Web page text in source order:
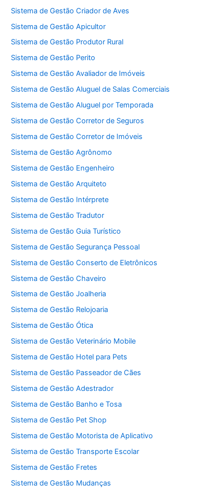
Sistema de Gestão Criador de Aves
Sistema de Gestão Apicultor
Sistema de Gestão Produtor Rural
Sistema de Gestão Perito
Sistema de Gestão Avaliador de Imóveis
Sistema de Gestão Aluguel de Salas Comerciais
Sistema de Gestão Aluguel por Temporada
Sistema de Gestão Corretor de Seguros
Sistema de Gestão Corretor de Imóveis
Sistema de Gestão Agrônomo
Sistema de Gestão Engenheiro
Sistema de Gestão Arquiteto
Sistema de Gestão Intérprete
Sistema de Gestão Tradutor
Sistema de Gestão Guia Turístico
Sistema de Gestão Segurança Pessoal
Sistema de Gestão Conserto de Eletrônicos
Sistema de Gestão Chaveiro
Sistema de Gestão Joalheria
Sistema de Gestão Relojoaria
Sistema de Gestão Ótica
Sistema de Gestão Veterinário Mobile
Sistema de Gestão Hotel para Pets
Sistema de Gestão Passeador de Cães
Sistema de Gestão Adestrador
Sistema de Gestão Banho e Tosa
Sistema de Gestão Pet Shop
Sistema de Gestão Motorista de Aplicativo
Sistema de Gestão Transporte Escolar
Sistema de Gestão Fretes
Sistema de Gestão Mudanças